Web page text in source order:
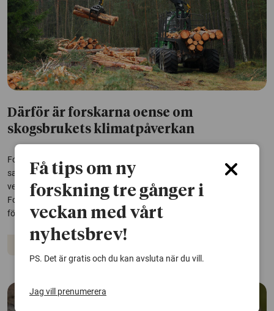
Därför är forskarna oense om
skogsbrukets klimatpåverkan
Forskare har olika syn på skogsbrukets klimatpåverkan – trots
samma data och analysmetoder. Nu har en studie analyserat den
vetenskapliga litteraturen och hittat vad oenigheten beror på.
Forskarna konstaterar också att minskad avverkning är det bästa
för klimatet.
Skogsbruk
Få tips om ny
forskning tre gånger i
veckan med vårt
nyhetsbrev!
PS. Det är gratis och du kan avsluta när du vill.
Jag vill prenumerera